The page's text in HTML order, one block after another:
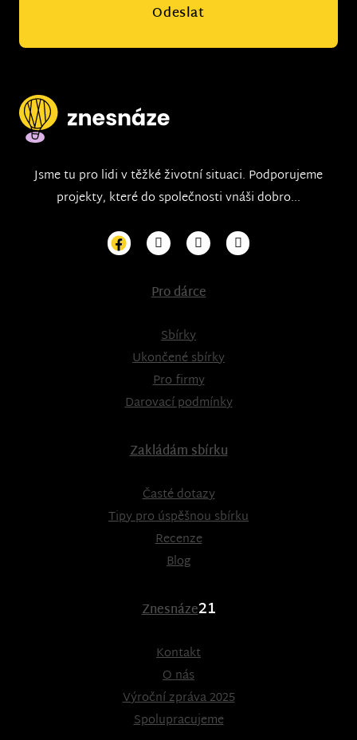
Odeslat
Jsme tu pro lidi v těžké životní situaci. Podporujeme
projekty, které do společnosti vnáši dobro...
Pro dárce
Sbírky
Ukončené sbírky
Pro firmy
Darovací podmínky
Zakládám sbírku
Časté dotazy
Tipy pro úspěšnou sbírku
Recenze
Blog
Znesnáze21
Kontakt
O nás
Výroční zpráva 2025
Spolupracujeme